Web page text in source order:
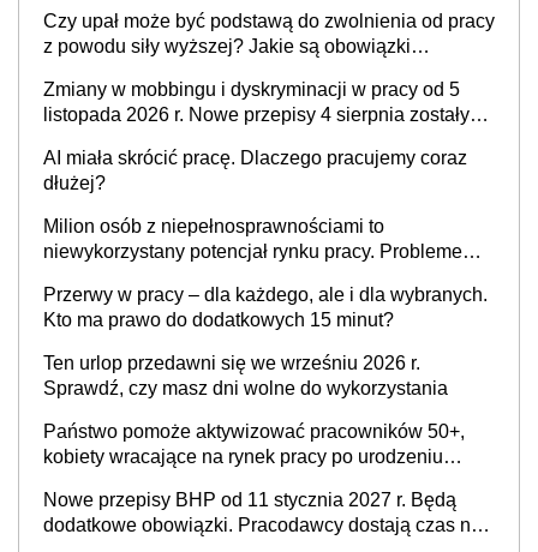
Czy upał może być podstawą do zwolnienia od pracy
z powodu siły wyższej? Jakie są obowiązki
Zmiany w mobbingu i dyskryminacji w pracy od 5
listopada 2026 r. Nowe przepisy 4 sierpnia zostały
AI miała skrócić pracę. Dlaczego pracujemy coraz
dłużej?
Milion osób z niepełnosprawnościami to
niewykorzystany potencjał rynku pracy. Problemem
refundacji, ale bariery po stronie systemu i
świadomości pracodawców [WYWIAD]
Przerwy w pracy – dla każdego, ale i dla wybranych.
Kto ma prawo do dodatkowych 15 minut?
Ten urlop przedawni się we wrześniu 2026 r.
Sprawdź, czy masz dni wolne do wykorzystania
Państwo pomoże aktywizować pracowników 50+,
kobiety wracające na rynek pracy po urodzeniu
neuroatypowe. Powstanie Fundusz na rzecz
Inkluzywności w Zatrudnianiu?
Nowe przepisy BHP od 11 stycznia 2027 r. Będą
dodatkowe obowiązki. Pracodawcy dostają czas na